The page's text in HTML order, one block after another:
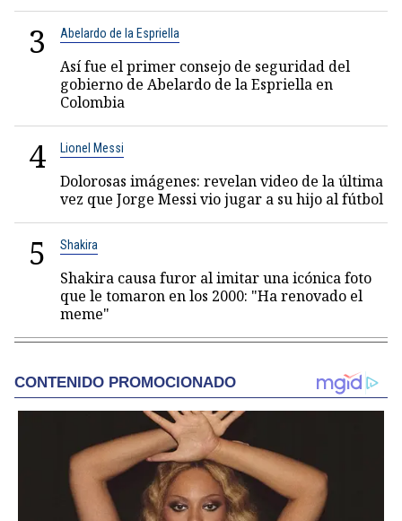
3 Abelardo de la Espriella
Así fue el primer consejo de seguridad del
gobierno de Abelardo de la Espriella en
Colombia
4 Lionel Messi
Dolorosas imágenes: revelan video de la última
vez que Jorge Messi vio jugar a su hijo al fútbol
5 Shakira
Shakira causa furor al imitar una icónica foto
que le tomaron en los 2000: "Ha renovado el
meme"